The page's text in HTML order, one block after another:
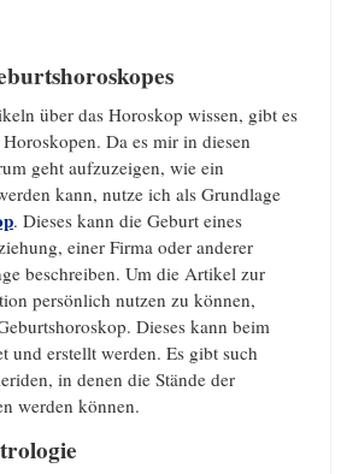
über das Horoskop wissen, gibt es
Da es mir in diesen
geht aufzuzeigen, wie ein
kann, nutze ich als Grundlage
. Dieses kann die Geburt eines
einer Firma oder anderer
beschreiben. Um die Artikel zur
persönlich nutzen zu können,
Dieses kann beim
und erstellt werden. Es gibt such
in denen die Stände der
werden können.